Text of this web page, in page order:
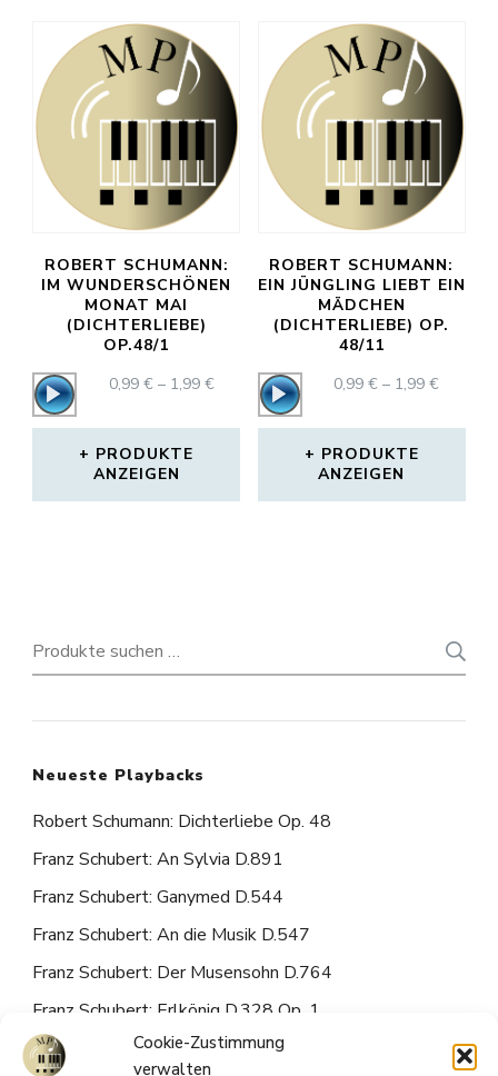
Cookie-Zustimmung
verwalten
ROBERT SCHUMANN:
IM WUNDERSCHÖNEN
MONAT MAI
(DICHTERLIEBE)
OP.48/1
Audio-
Player
0,99 € – 1,99 €PREISSPANNE:
BIS
PRODUKTE
ANZEIGEN
ROBERT SCHUMANN:
EIN JÜNGLING LIEBT EIN
MÄDCHEN
(DICHTERLIEBE) OP.
48/11
Audio-
Player
0,99€ – 1,99€
BIS
PRODUKTE
ANZEIGEN
Suchen
nach:
Neueste Playbacks
Robert Schumann: Dichterliebe Op. 48
Franz Schubert: An Sylvia D.891
Franz Schubert: Ganymed D.544
Franz Schubert: An die Musik D.547
Franz Schubert: Der Musensohn D.764
Franz Schubert: Erlkönig D.328 Op. 1
Franz Schubert: Du bist die Ruh D.776